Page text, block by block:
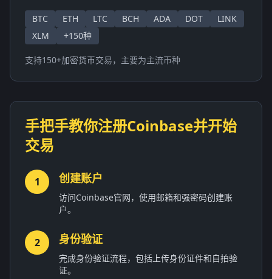
BTC ETH LTC BCH ADA DOT
LINK
XLM
+150种
支持150+加密货币交易，主要为主流币种
手把手教你注册Coinbase并开始
交易
1 创建账户
访问Coinbase官网，使用邮箱和强密码创建账
户。
2 身份验证
完成身份验证流程，包括上传身份证件和自拍验
证。